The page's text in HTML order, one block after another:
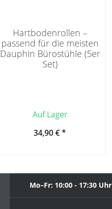
Hartbodenrollen –
passend für die meisten
Dauphin Bürostühle (5er
Set)
Auf Lager
34,90 € *
Mo–Fr: 10:00 - 17:30 Uhr